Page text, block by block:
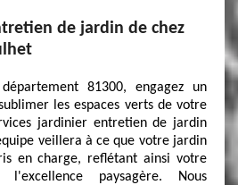
de jardin de chez
81300, engagez un
les espaces verts de votre
jardinier entretien de jardin
veillera à ce que votre jardin
en charge, reflétant ainsi votre
l'excellence paysagère. Nous